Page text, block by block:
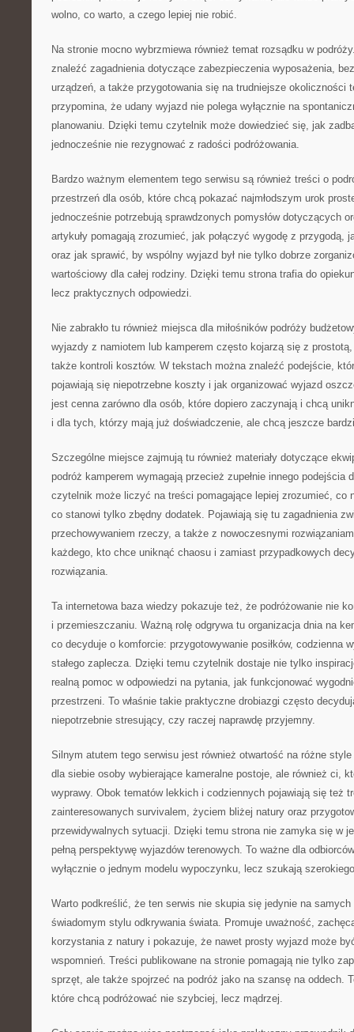
wolno, co warto, a czego lepiej nie robić.
Na stronie mocno wybrzmiewa również temat rozsądku w
znaleźć zagadnienia dotyczące zabezpieczenia wyposażenia,
urządzeń, a także przygotowania się na trudniejsze okoliczności
przypomina, że udany wyjazd nie polega wyłącznie na
planowaniu. Dzięki temu czytelnik może dowiedzieć się, jak
jednocześnie nie rezygnować z radości podróżowania.
Bardzo ważnym elementem tego serwisu są również treści o
przestrzeń dla osób, które chcą pokazać najmłodszym urok
jednocześnie potrzebują sprawdzonych pomysłów dotyczących
artykuły pomagają zrozumieć, jak połączyć wygodę z przygodą,
oraz jak sprawić, by wspólny wyjazd był nie tylko dobrze
wartościowy dla całej rodziny. Dzięki temu strona trafia do
lecz praktycznych odpowiedzi.
Nie zabrakło tu również miejsca dla miłośników podróży
wyjazdy z namiotem lub kamperem często kojarzą się z
także kontroli kosztów. W tekstach można znaleźć podejście,
pojawiają się niepotrzebne koszty i jak organizować wyjazd
jest cenna zarówno dla osób, które dopiero zaczynają i chcą
i dla tych, którzy mają już doświadczenie, ale chcą jeszcze
Szczególne miejsce zajmują tu również materiały dotyczące
podróż kamperem wymagają przecież zupełnie innego podejścia
czytelnik może liczyć na treści pomagające lepiej zrozumieć, co
co stanowi tylko zbędny dodatek. Pojawiają się tu zagadnienia
przechowywaniem rzeczy, a także z nowoczesnymi
każdego, kto chce uniknąć chaosu i zamiast przypadkowych
rozwiązania.
Ta internetowa baza wiedzy pokazuje też, że podróżowanie nie
i przemieszczaniu. Ważną rolę odgrywa tu organizacja dnia na
co decyduje o komforcie: przygotowywanie posiłków, codzienna
stałego zaplecza. Dzięki temu czytelnik dostaje nie tylko
realną pomoc w odpowiedzi na pytania, jak funkcjonować
przestrzeni. To właśnie takie praktyczne drobiazgi często
niepotrzebnie stresujący, czy raczej naprawdę przyjemny.
Silnym atutem tego serwisu jest również otwartość na różne
dla siebie osoby wybierające kameralne postoje, ale również ci,
wyprawy. Obok tematów lekkich i codziennych pojawiają się też
zainteresowanych survivalem, życiem bliżej natury oraz
przewidywalnych sytuacji. Dzięki temu strona nie zamyka się w
pełną perspektywę wyjazdów terenowych. To ważne dla
wyłącznie o jednym modelu wypoczynku, lecz szukają
Warto podkreślić, że ten serwis nie skupia się jedynie na
świadomym stylu odkrywania świata. Promuje uważność,
korzystania z natury i pokazuje, że nawet prosty wyjazd może
wspomnień. Treści publikowane na stronie pomagają nie tylko
sprzęt, ale także spojrzeć na podróż jako na szansę na oddech.
które chcą podróżować nie szybciej, lecz mądrzej.